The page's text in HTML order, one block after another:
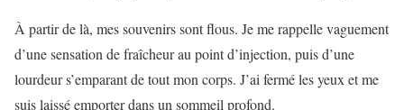
À partir de là, mes souvenirs sont flous. Je me rappelle vaguement
d’une sensation de fraîcheur au point d’injection, puis d’une
lourdeur s’emparant de tout mon corps. J’ai fermé les yeux et me
suis laissé emporter dans un sommeil profond.